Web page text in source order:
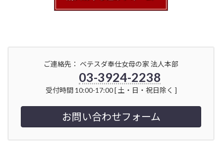
ご連絡先： ベテスダ奉仕女母の家 法人本部
03-3924-2238
受付時間 10:00-17:00 [ 土・日・祝日除く ]
お問い合わせフォーム